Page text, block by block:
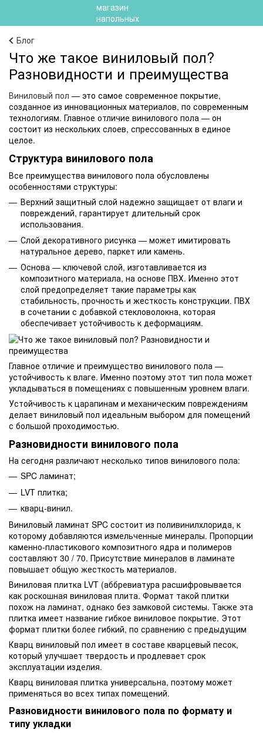
Блог
Что же такое виниловый пол?
Разновидности и преимущества
Виниловый пол — это самое современное покрытие,
созданное из инновационных материалов, по современным
технологиям. Главное отличие винилового пола — он
состоит из нескольких слоев, спрессованных в единое
целое.
Структура винилового пола
Все преимущества винилового пола обусловлены
особенностями структуры:
Верхний защитный слой надежно защищает от влаги и
повреждений, гарантирует длительный срок
использования.
Слой декоративного рисунка — может имитировать
натуральное дерево, паркет или камень.
Основа — ключевой слой, изготавливается из
композитного материала, на основе ПВХ. Именно этот
слой предопределяет такие параметры как
стабильность, прочность и жесткость конструкции. ПВХ
в сочетании с добавкой стекловолокна, которая
обеспечивает устойчивость к деформациям.
Главное отличие и преимущество винилового пола —
устойчивость к влаге. Именно поэтому этот тип пола может
укладываться в помещениях с повышенным уровнем влаги.
Устойчивость к царапинам и механическим повреждениям
делает виниловый пол идеальным выбором для помещений
с большой проходимостью.
Разновидности винилового пола
На сегодня различают несколько типов винилового пола:
SPC ламинат;
LVT плитка;
кварц-винил.
Виниловый ламинат SPC состоит из поливинилхлорида, к
которому добавляются измельченные минералы. Пропорции
каменно-пластикового композитного ядра и полимеров
составляют 30 / 70. Присутствие минералов в ламинате
повышает общую жесткость материалов.
Виниловая плитка LVT (аббревиатура расшифровывается
как роскошная виниловая плита. Формат такой плитки
похож на ламинат, однако без замковой системы. Также эта
плитка имеет название гибкое виниловое покрытие. Этот
формат плитки более гибкий, по сравнению с предыдущим
Кварц виниловый пол имеет в составе кварцевый песок,
который улучшает твердость и продлевает срок
эксплуатации изделия.
Кварц виниловая плитка универсальна, поэтому может
применяться во всех типах помещений.
Разновидности винилового пола по формату и
типу укладки